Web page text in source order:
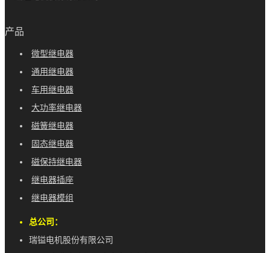
产品
微型继电器
通用继电器
车用继电器
大功率继电器
磁簧继电器
固态继电器
磁保持继电器
继电器插座
继电器模组
总公司：
瑞镒电机股份有限公司